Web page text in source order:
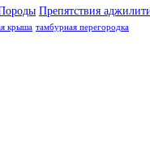
Препятствия
крыша тамбурная перегородка